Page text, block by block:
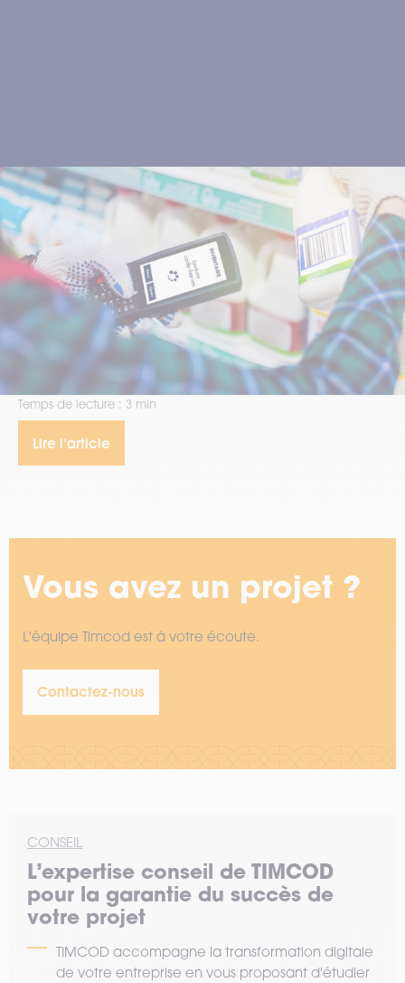
#Entrepôt 4.0 #Gestion de parc #RSE
#Supply Chain 4.0 #Traçabilité
26.08.2024
Optimisez votre inventaire,
louez le bon matériel
Bénéficiez d'une connaissance précise de vos stocks et
simplifiez vos opérations d’inventaires, grâce à la
location. Optimisez ainsi vos approvisionnements !
Temps de lecture : 3 min
Lire l’article
Vous avez un projet ?
L'équipe Timcod est à votre écoute.
Contactez-nous
CONSEIL
L’expertise conseil de TIMCOD
pour la garantie du succès de
votre projet
TIMCOD accompagne la transformation digitale
de votre entreprise en vous proposant d'étudier